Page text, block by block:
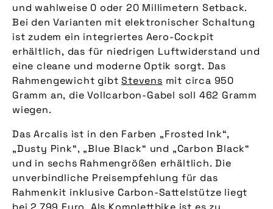
und wahlweise 0 oder 20 Millimetern Setback.
Bei den Varianten mit elektronischer Schaltung
ist zudem ein integriertes Aero-Cockpit
erhältlich, das für niedrigen Luftwiderstand und
eine cleane und moderne Optik sorgt. Das
Rahmengewicht gibtStevens mit circa 950
Gramm an, die Vollcarbon-Gabel soll 462 Gramm
wiegen.
Das Arcalis ist in den Farben „Frosted Ink“,
„Dusty Pink“, „Blue Black“ und „Carbon Black“
und in sechs Rahmengrößen erhältlich. Die
unverbindliche Preisempfehlung für das
Rahmenkit inklusive Carbon-Sattelstütze liegt